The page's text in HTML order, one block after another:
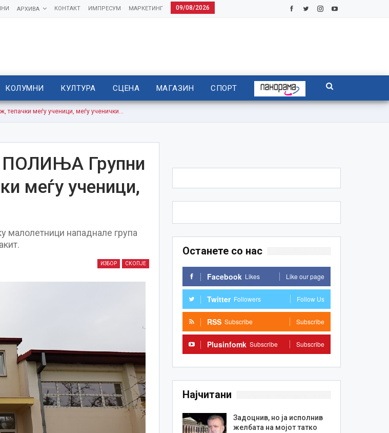
09/08/2026
МАРКЕТИНГ
ИМПРЕСУМ
КОНТАКТ
АРХИВА
КОЛУМНИ КУЛТУРА СЦЕНА МАГАЗИН СПОРТ
меѓу ученици, меѓу ученички…
Групни
меѓу ученици,
малолетници нападнале група
ИЗБОР СКОПЈЕ
Останете со нас
Facebook Likes Like our page
Twitter Followers Follow Us
RSS Subscribe Subscribe
Plusinfomk Subscribe Subscribe
Најчитани
Задоцнив, но ја исполнив
желбата на мојот татко